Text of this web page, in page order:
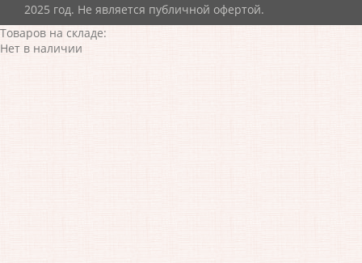
2025 год. Не является публичной офертой.
Товаров на складе:
Нет в наличии